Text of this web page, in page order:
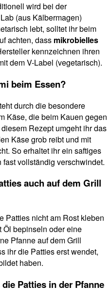
wird bei der
(aus Kälbermagen)
lebt, solltet ihr beim
achten, dass mikrobielles
kennzeichnen ihren
dem V-Label (vegetarisch).
beim Essen?
durch die besondere
Käse, die beim Kauen gegen
Rezept umgeht ihr das
Käse grob reibt und mit
So erhaltet ihr ein saftiges
vollständig verschwindet.
auch auf dem Grill
Patties nicht am Rost kleben
Öl bepinseln oder eine
Pfanne auf dem Grill
ihr die Patties erst wendet,
haben.
Patties in der Pfanne